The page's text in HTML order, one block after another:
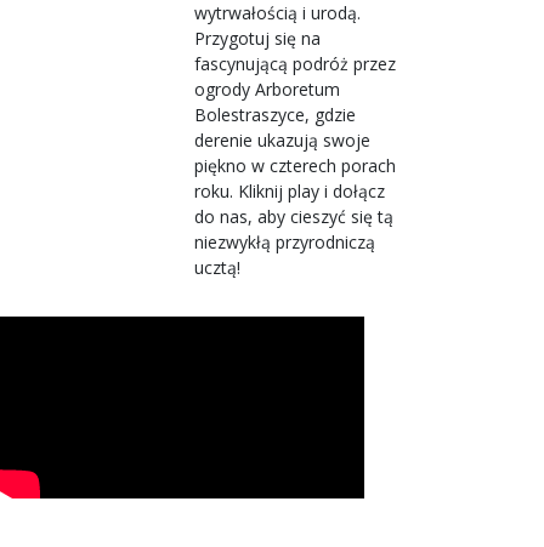
wytrwałością i urodą.
Przygotuj się na
fascynującą podróż przez
ogrody Arboretum
Bolestraszyce, gdzie
derenie ukazują swoje
piękno w czterech porach
roku. Kliknij play i dołącz
do nas, aby cieszyć się tą
niezwykłą przyrodniczą
ucztą!